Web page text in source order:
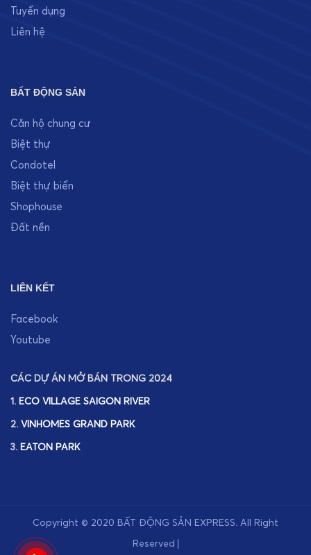
Tuyển dụng
Liên hệ
BẤT ĐỘNG SẢN
Căn hộ chung cư
Biệt thự
Condotel
Biệt thự biển
Shophouse
Đất nền
LIÊN KẾT
Facebook
Youtube
CÁC DỰ ÁN MỞ BÁN TRONG 2024
1. ECO VILLAGE SAIGON RIVER
2. VINHOMES GRAND PARK
3. EATON PARK
Copyright © 2020 BẤT ĐỘNG SẢN EXPRESS. All Right
Reserved